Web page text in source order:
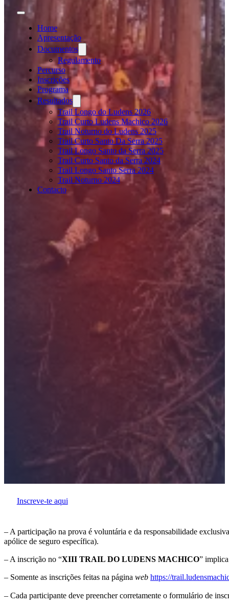
Home
Apresentação
Documentos
Regulamento
Percurso
Inscrições
Programa
Resultados
Trail Longo do Ludens 2026
Trail Curto Ludens Machico 2026
Trail Noturno do Ludens 2025
Trail Curto Santo Da Serra 2025
Trail Longo Santo da Serra 2025
Trail Curto Santo da Serra 2024
Trail Longo Santo Serra 2024
Trail Noturno 2024
Contacto
Inscreve-te aqui
– A participação na prova é voluntária e da responsabilidade
apólice de seguro específica).
– A inscrição no “XIII TRAIL DO LUDENS MACHICO”
– Somente as inscrições feitas na página web https://
– Cada participante deve preencher corretamente o formulário de